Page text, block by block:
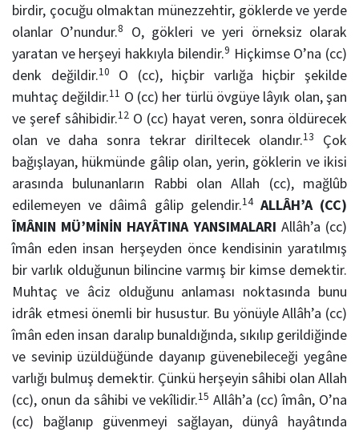
birdir, çocuğu olmaktan münezzehtir, göklerde ve yerde
olanlar O’nundur.8
O, gökleri ve yeri örneksiz olarak
yaratan ve herşeyi hakkıyla bilendir.9 Hiçkimse O’na (cc)
denk değildir.10
O (cc), hiçbir varlığa hiçbir şekilde
muhtaç değildir.11 O (cc) her türlü övgüye lâyık olan, şan
ve şeref sâhibidir.12 O (cc) hayat veren, sonra öldürecek
olan ve daha sonra tekrar diriltecek olandır.13
Çok
bağışlayan, hükmünde gâlip olan, yerin, göklerin ve ikisi
arasında bulunanların Rabbi olan Allah (cc), mağlûb
edilemeyen ve dâimâ gâlip gelendir.14 ALLÂH’A (CC)
ÎMÂNIN MÜ’MİNİN HAYÂTINA YANSIMALARI Allâh’a (cc)
îmân eden insan herşeyden önce kendisinin yaratılmış
bir varlık olduğunun bilincine varmış bir kimse demektir.
Muhtaç ve âciz olduğunu anlaması noktasında bunu
idrâk etmesi önemli bir husustur. Bu yönüyle Allâh’a (cc)
îmân eden insan daralıp bunaldığında, sıkılıp gerildiğinde
ve sevinip üzüldüğünde dayanıp güvenebileceği yegâne
varlığı bulmuş demektir. Çünkü herşeyin sâhibi olan Allah
(cc), onun da sâhibi ve vekîlidir.15 Allâh’a (cc) îmân, O’na
(cc) bağlanıp güvenmeyi sağlayan, dünyâ hayâtında